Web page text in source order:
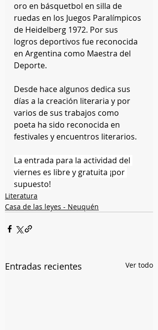
oro en básquetbol en silla de
ruedas en los Juegos Paralímpicos
de Heidelberg 1972. Por sus
logros deportivos fue reconocida
en Argentina como Maestra del
Deporte.
Desde hace algunos dedica sus
días a la creación literaria y por
varios de sus trabajos como
poeta ha sido reconocida en
festivales y encuentros literarios.
La entrada para la actividad del
viernes es libre y gratuita ¡por
supuesto!
Literatura
Casa de las leyes - Neuquén
Entradas recientes Ver todo